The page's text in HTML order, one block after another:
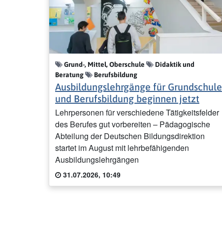
Grund-, Mittel, Oberschule
Didaktik und
Beratung
Berufsbildung
Ausbildungslehrgänge für Grundschule
und Berufsbildung beginnen jetzt
Lehrpersonen für verschiedene Tätigkeitsfelder
des Berufes gut vorbereiten – Pädagogische
Abteilung der Deutschen Bildungsdirektion
startet im August mit lehrbefähigenden
Ausbildungslehrgängen
31.07.2026, 10:49